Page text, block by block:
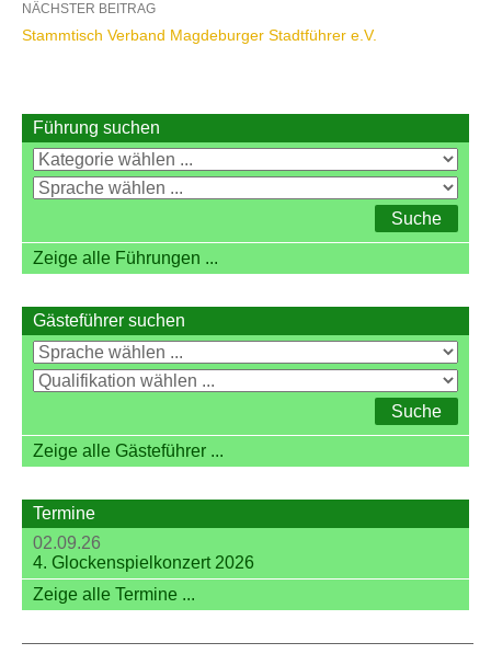
NÄCHSTER BEITRAG
Stammtisch Verband Magdeburger Stadtführer e.V.
Führung suchen
Zeige alle Führungen ...
Gästeführer suchen
Zeige alle Gästeführer ...
Termine
02.09.26
4. Glockenspielkonzert 2026
Zeige alle Termine ...